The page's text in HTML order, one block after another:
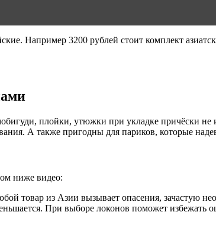
Например 3200 рублей стоит комплект
плойки, утюжки при укладке причёски
А также пригодны для париков, которые
ниже видео:
товар из Азии вызывает опасения, зачастую
При выборе локонов поможет избежать